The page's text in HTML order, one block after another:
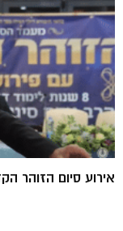
אירוע סיום הזוהר